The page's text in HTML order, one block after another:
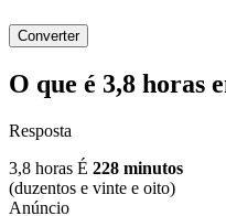
Converter
O que é 3,8 horas
Resposta
3,8 horas É 228 minutos
(duzentos e vinte e oito)